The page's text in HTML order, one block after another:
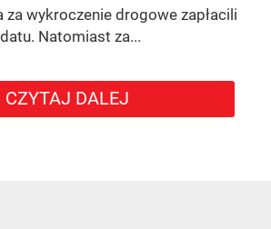
za wykroczenie drogowe zapłacili
Natomiast za...
CZYTAJ DALEJ